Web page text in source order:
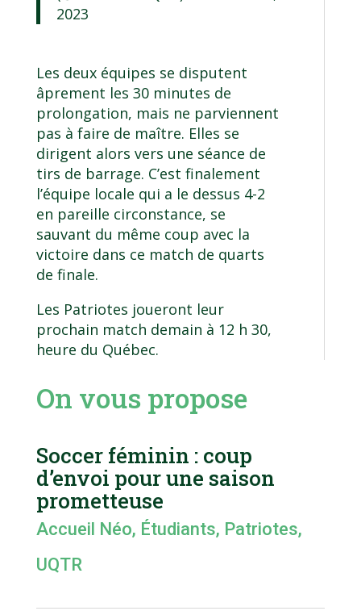
2023
Les deux équipes se disputent
âprement les 30 minutes de
prolongation, mais ne parviennent
pas à faire de maître. Elles se
dirigent alors vers une séance de
tirs de barrage. C’est finalement
l’équipe locale qui a le dessus 4-2
en pareille circonstance, se
sauvant du même coup avec la
victoire dans ce match de quarts
de finale.
Les Patriotes joueront leur
prochain match demain à 12 h 30,
heure du Québec.
On vous propose
Soccer féminin : coup
d’envoi pour une saison
prometteuse
Accueil Néo, Étudiants, Patriotes,
UQTR